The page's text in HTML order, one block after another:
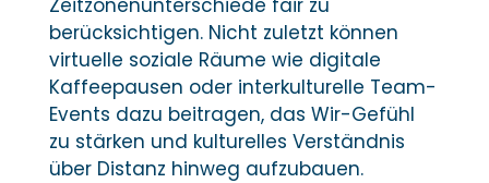
Zeitzonenunterschiede fair zu
berücksichtigen. Nicht zuletzt können
virtuelle soziale Räume wie digitale
Kaffeepausen oder interkulturelle Team-
Events dazu beitragen, das Wir-Gefühl
zu stärken und kulturelles Verständnis
über Distanz hinweg aufzubauen.